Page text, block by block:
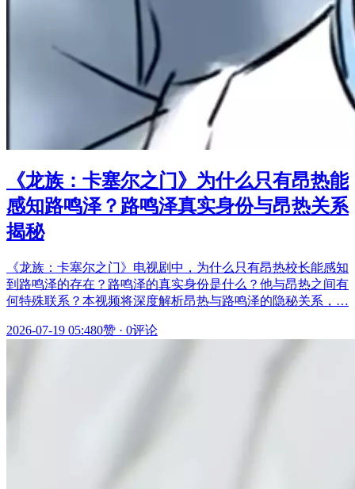
《龙族：卡塞尔之门》为什么只有昂热能
感知路鸣泽？路鸣泽真实身份与昂热关系
揭秘
《龙族：卡塞尔之门》电视剧中，为什么只有昂热校长能感知
到路鸣泽的存在？路鸣泽的真实身份是什么？他与昂热之间有
何特殊联系？本视频将深度解析昂热与路鸣泽的隐秘关系，…
2026-07-19 05:480赞 · 0评论